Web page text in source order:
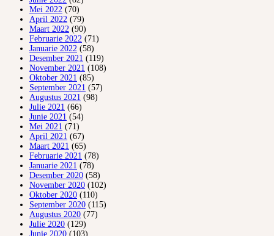
Mei 2022 (70)
April 2022 (79)
Maart 2022 (90)
Februarie 2022 (71)
Januarie 2022 (58)
Desember 2021 (119)
November 2021 (108)
Oktober 2021 (85)
September 2021 (57)
Augustus 2021 (98)
Julie 2021 (66)
Junie 2021 (54)
Mei 2021 (71)
April 2021 (67)
Maart 2021 (65)
Februarie 2021 (78)
Januarie 2021 (78)
Desember 2020 (58)
November 2020 (102)
Oktober 2020 (110)
September 2020 (115)
Augustus 2020 (77)
Julie 2020 (129)
Junie 2020 (103)